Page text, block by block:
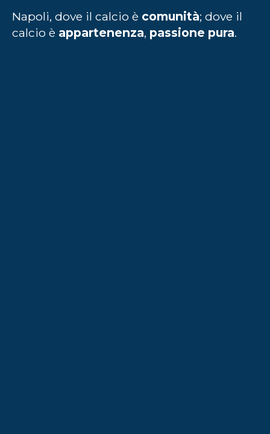
Napoli, dove il calcio è comunità; dove il
calcio è appartenenza, passione pura.